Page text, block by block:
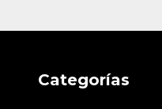
Categorías